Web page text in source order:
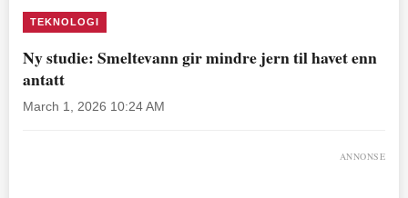
TEKNOLOGI
Ny studie: Smeltevann gir mindre jern til havet enn
antatt
March 1, 2026 10:24 AM
ANNONSE